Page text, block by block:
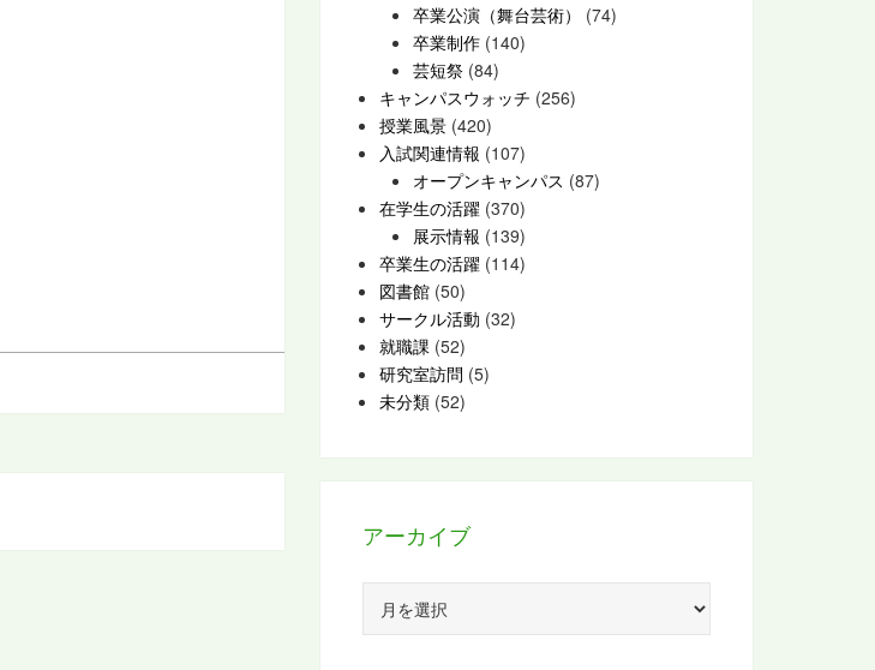
卒業公演（舞台芸術）
(74)
卒業制作 (140)
芸短祭 (84)
キャンパスウォッチ (256)
授業風景 (420)
入試関連情報 (107)
オープンキャンパス (87)
在学生の活躍 (370)
展示情報 (139)
卒業生の活躍 (114)
図書館 (50)
サークル活動 (32)
就職課 (52)
研究室訪問 (5)
未分類 (52)
アーカイブ
カ